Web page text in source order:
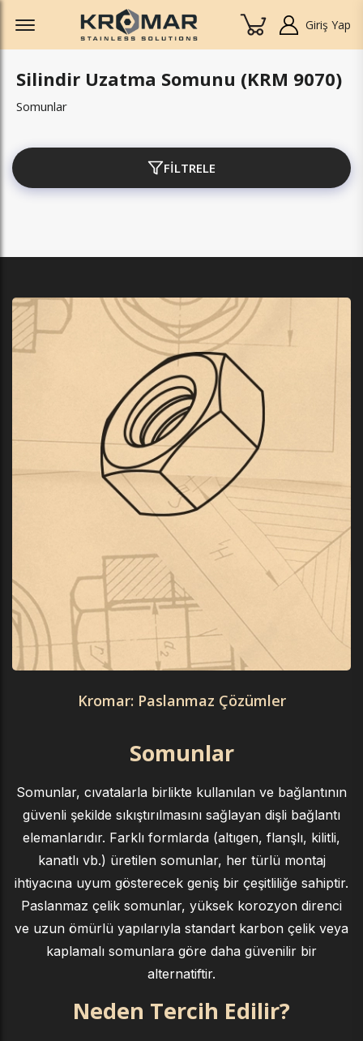
Offcanvas Menu Open
Giriş Yap
Silindir Uzatma Somunu (KRM 9070)
Somunlar
FİLTRELE
Kromar: Paslanmaz Çözümler
Somunlar
Somunlar, cıvatalarla birlikte kullanılan ve bağlantının
güvenli şekilde sıkıştırılmasını sağlayan dişli bağlantı
elemanlarıdır. Farklı formlarda (altıgen, flanşlı, kilitli,
kanatlı vb.) üretilen somunlar, her türlü montaj
ihtiyacına uyum gösterecek geniş bir çeşitliliğe sahiptir.
Paslanmaz çelik somunlar, yüksek korozyon direnci
ve uzun ömürlü yapılarıyla standart karbon çelik veya
kaplamalı somunlara göre daha güvenilir bir
alternatiftir.
Neden Tercih Edilir?